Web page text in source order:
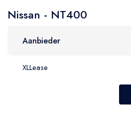
Nissan - NT400
Aanbieder
XLLease